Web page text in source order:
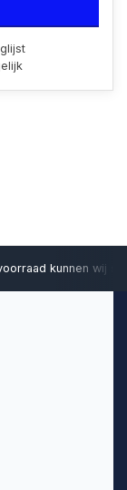
kunnen wij